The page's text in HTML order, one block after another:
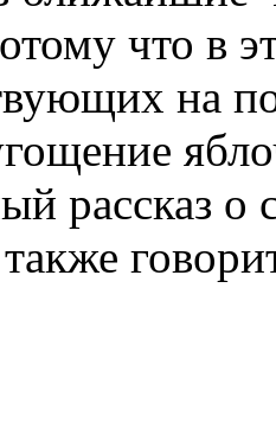
что в
на
рассказ